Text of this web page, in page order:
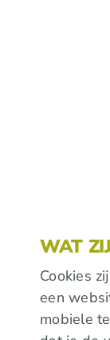
WAT
Cookies
een
mobiele